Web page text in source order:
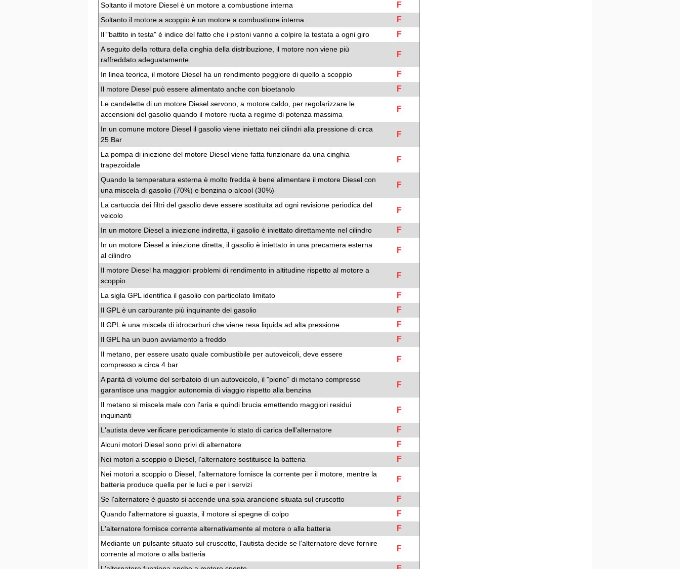
Soltanto il motore Diesel è un motore a combustione interna F
Soltanto il motore a scoppio è un motore a combustione interna F
Il "battito in testa" è indice del fatto che i pistoni vanno a colpire la testata a ogni giro F
A seguito della rottura della cinghia della distribuzione, il motore non viene più
raffreddato adeguatamente
F
In linea teorica, il motore Diesel ha un rendimento peggiore di quello a scoppio F
Il motore Diesel può essere alimentato anche con bioetanolo F
Le candelette di un motore Diesel servono, a motore caldo, per regolarizzare le
accensioni del gasolio quando il motore ruota a regime di potenza massima
F
In un comune motore Diesel il gasolio viene iniettato nei cilindri alla pressione di circa
25 Bar
F
La pompa di iniezione del motore Diesel viene fatta funzionare da una cinghia
trapezoidale
F
Quando la temperatura esterna è molto fredda è bene alimentare il motore Diesel con
una miscela di gasolio (70%) e benzina o alcool (30%)
F
La cartuccia dei filtri del gasolio deve essere sostituita ad ogni revisione periodica del
veicolo
F
In un motore Diesel a iniezione indiretta, il gasolio è iniettato direttamente nel cilindro F
In un motore Diesel a iniezione diretta, il gasolio è iniettato in una precamera esterna
al cilindro
F
Il motore Diesel ha maggiori problemi di rendimento in altitudine rispetto al motore a
scoppio
F
La sigla GPL identifica il gasolio con particolato limitato F
Il GPL è un carburante più inquinante del gasolio F
Il GPL è una miscela di idrocarburi che viene resa liquida ad alta pressione F
Il GPL ha un buon avviamento a freddo F
Il metano, per essere usato quale combustibile per autoveicoli, deve essere
compresso a circa 4 bar
F
A parità di volume del serbatoio di un autoveicolo, il "pieno" di metano compresso
garantisce una maggior autonomia di viaggio rispetto alla benzina
F
Il metano si miscela male con l'aria e quindi brucia emettendo maggiori residui
inquinanti
F
L'autista deve verificare periodicamente lo stato di carica dell'alternatore F
Alcuni motori Diesel sono privi di alternatore F
Nei motori a scoppio o Diesel, l'alternatore sostituisce la batteria F
Nei motori a scoppio o Diesel, l'alternatore fornisce la corrente per il motore, mentre la
batteria produce quella per le luci e per i servizi
F
Se l'alternatore è guasto si accende una spia arancione situata sul cruscotto F
Quando l'alternatore si guasta, il motore si spegne di colpo F
L'alternatore fornisce corrente alternativamente al motore o alla batteria F
Mediante un pulsante situato sul cruscotto, l'autista decide se l'alternatore deve fornire
corrente al motore o alla batteria
F